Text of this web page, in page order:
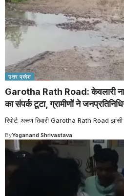
उत्तर प्रदेश
Garotha Rath Road: केवलारी
का संपर्क टूटा, ग्रामीणों ने
रिपोर्ट: अरूण तिवारी Garotha Rath Road
ByYoganand Shrivastava